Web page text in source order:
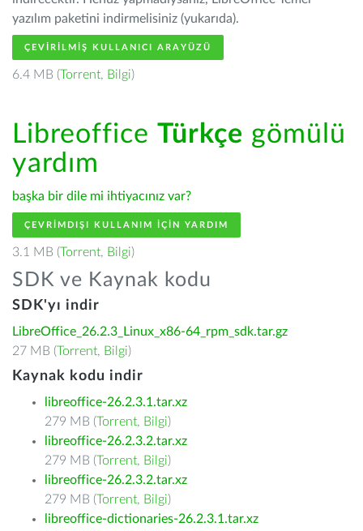
yazılım paketini indirmelisiniz (yukarıda).
ÇEVIRILMIŞ KULLANICI ARAYÜZÜ
6.4 MB (Torrent, Bilgi)
Libreoffice Türkçe gömülü
yardım
başka bir dile mi ihtiyacınız var?
ÇEVRIMDIŞI KULLANIM IÇIN YARDIM
3.1 MB (Torrent, Bilgi)
SDK ve Kaynak kodu
SDK'yı indir
LibreOffice_26.2.3_Linux_x86-64_rpm_sdk.tar.gz
27 MB (Torrent, Bilgi)
Kaynak kodu indir
libreoffice-26.2.3.1.tar.xz
279 MB (Torrent, Bilgi)
libreoffice-26.2.3.2.tar.xz
279 MB (Torrent, Bilgi)
libreoffice-26.2.3.2.tar.xz
279 MB (Torrent, Bilgi)
libreoffice-dictionaries-26.2.3.1.tar.xz